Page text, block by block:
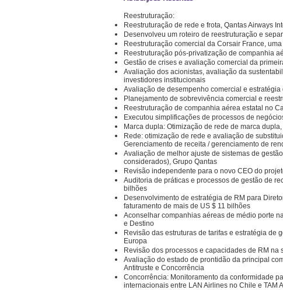
Reestruturação:
Reestruturação de rede e frota, Qantas Airways
Desenvolveu um roteiro de reestruturação e
Reestruturação comercial da Corsair France,
Reestruturação pós-privatização de companhia
Gestão de crises e avaliação comercial da
Avaliação dos acionistas, avaliação da
investidores institucionais
Avaliação de desempenho comercial e
Planejamento de sobrevivência comercial e
Reestruturação de companhia aérea estatal no
Executou simplificações de processos de
Marca dupla: Otimização de rede de marca
Rede: otimização de rede e avaliação de
Gerenciamento de receita / gerenciamento de
Avaliação de melhor ajuste de sistemas de
considerados), Grupo Qantas
Revisão independente para o novo CEO do
Auditoria de práticas e processos de gestão de
bilhões
Desenvolvimento de estratégia de RM para
faturamento de mais de US $ 11 bilhões
Aconselhar companhias aéreas de médio porte
e Destino
Revisão das estruturas de tarifas e estratégia de
Europa
Revisão dos processos e capacidades de RM
Avaliação do estado de prontidão da principal
Antitruste e Concorrência
Concorrência: Monitoramento da conformidade
internacionais entre LAN Airlines no Chile e TAM